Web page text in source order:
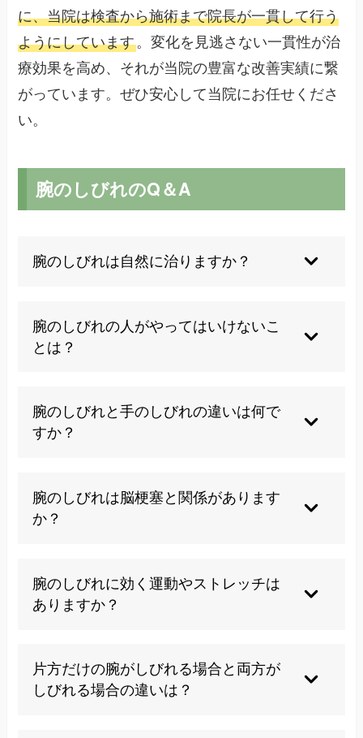
に、当院は検査から施術まで院長が一貫して行う
ようにしています。変化を見逃さない一貫性が治
療効果を高め、それが当院の豊富な改善実績に繋
がっています。ぜひ安心して当院にお任せくださ
い。
腕のしびれのQ＆A
腕のしびれは自然に治りますか？
する可能性もありますが、多くの場合は根本原因
への適切なアプローチが必要です。放置すると悪
化する恐れがあるため、早期の専門的な対処をお
腕のしびれの人がやってはいけないこ
とは？
極端に反らす動作は避けてください。また、腕枕
での睡眠や肘を深く曲げた状態での作業も症状を
悪化させる可能性があります。
腕のしびれと手のしびれの違いは何で
すか？
しびれは主に手指に現れます。原因となる神経の
圧迫部位や範囲が異なるため、症状の現れ方や治
腕のしびれは脳梗塞と関係があります
か？
にくさや言語障害を伴う場合は脳梗塞の可能性が
あります。このような症状は緊急を要するため、
即座に医療機関を受診してください。
腕のしびれに効く運動やストレッチは
ありますか？
動は効果的です。ただし、間違った方法は症状を
悪化させる恐れがあるため、専門家の指導のもと
片方だけの腕がしびれる場合と両方が
しびれる場合の違いは？